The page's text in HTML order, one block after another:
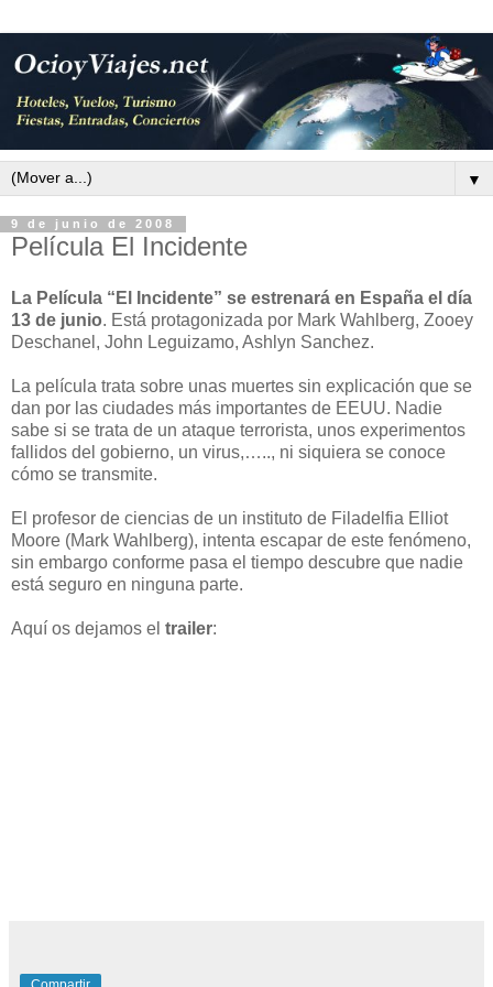
▼
9 de junio de 2008
Película El Incidente
La Película “El Incidente” se estrenará en España el día
13 de junio. Está protagonizada por Mark Wahlberg, Zooey
Deschanel, John Leguizamo, Ashlyn Sanchez.
La película trata sobre unas muertes sin explicación que se
dan por las ciudades más importantes de EEUU. Nadie
sabe si se trata de un ataque terrorista, unos experimentos
fallidos del gobierno, un virus,….., ni siquiera se conoce
cómo se transmite.
El profesor de ciencias de un instituto de Filadelfia Elliot
Moore (Mark Wahlberg), intenta escapar de este fenómeno,
sin embargo conforme pasa el tiempo descubre que nadie
está seguro en ninguna parte.
Aquí os dejamos el trailer: